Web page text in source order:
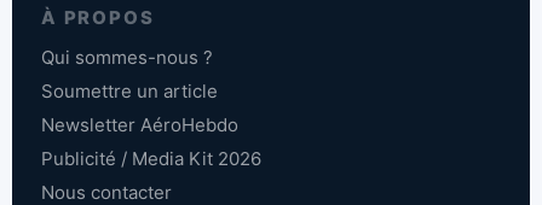
À PROPOS
Qui sommes-nous ?
Soumettre un article
Newsletter AéroHebdo
Publicité / Media Kit 2026
Nous contacter